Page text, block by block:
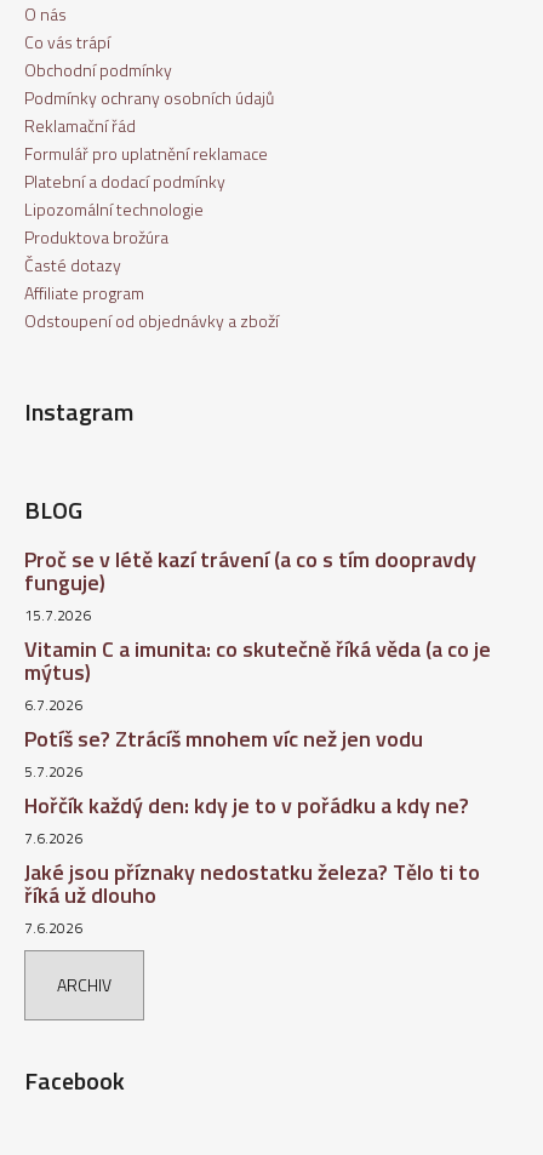
O nás
Co vás trápí
Obchodní podmínky
Podmínky ochrany osobních údajů
Reklamační řád
Formulář pro uplatnění reklamace
Platební a dodací podmínky
Lipozomální technologie
Produktova brožúra
Časté dotazy
Affiliate program
Odstoupení od objednávky a zboží
Instagram
BLOG
Proč se v létě kazí trávení (a co s tím doopravdy
funguje)
15.7.2026
Vitamin C a imunita: co skutečně říká věda (a co je
mýtus)
6.7.2026
Potíš se? Ztrácíš mnohem víc než jen vodu
5.7.2026
Hořčík každý den: kdy je to v pořádku a kdy ne?
7.6.2026
Jaké jsou příznaky nedostatku železa? Tělo ti to
říká už dlouho
7.6.2026
ARCHIV
Facebook